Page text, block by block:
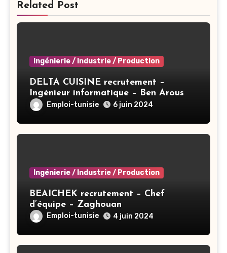
Related Post
Ingénierie / Industrie / Production
DELTA CUISINE recrutement –
Ingénieur informatique – Ben Arous
Emploi-tunisie 6 juin 2024
Ingénierie / Industrie / Production
BEAICHEK recrutement – Chef
d’équipe – Zaghouan
Emploi-tunisie 4 juin 2024